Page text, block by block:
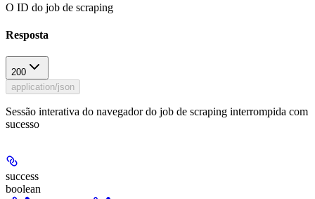
O ID do job de scraping
Resposta
200
application/json
Sessão interativa do navegador do job de scraping interrompida com
sucesso
success
boolean